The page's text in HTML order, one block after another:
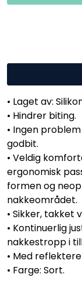
• Laget av:
• Hindrer biting.
• Ingen
godbit.
• Veldig
ergonomisk
formen og
nakkeområdet.
• Sikker,
• Kontinuerlig
nakkestropp i
• Med
• Farge: Sort.